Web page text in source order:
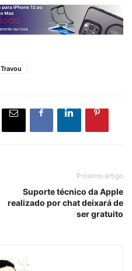
Travou
Próximo artigo
Suporte técnico da Apple
realizado por chat deixará de
ser gratuito